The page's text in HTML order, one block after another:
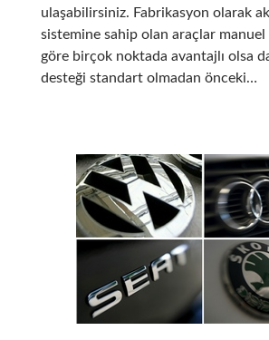
ulaşabilirsiniz. Fabrikasyon olarak
sistemine sahip olan araçlar
göre birçok noktada avantajlı olsa
desteği standart olmadan önceki…